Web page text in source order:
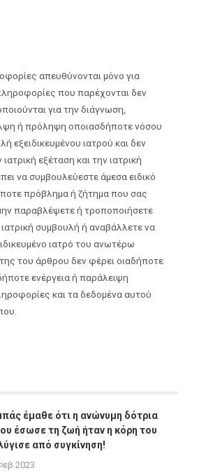
απευθύνονται μόνο για
που παρέχονται δεν
για την διάγνωση,
ή πρόληψη οποιασδήποτε νόσου
εξειδικευμένου ιατρού και δεν
εξέταση και την ιατρική
να συμβουλεύεστε άμεσα ειδικό
πρόβλημα ή ζήτημα που σας
παραβλέψετε ή τροποποιήσετε
συμβουλή ή αναβάλλετε να
ιατρό του ανωτέρω
του άρθρου δεν φέρει οιαδήποτε
ενέργεια ή παράλειψη
και τα δεδομένα αυτού
έμαθε ότι η ανώνυμη δότρια
έσωσε τη ζωή ήταν η κόρη του
από συγκίνηση!
2023